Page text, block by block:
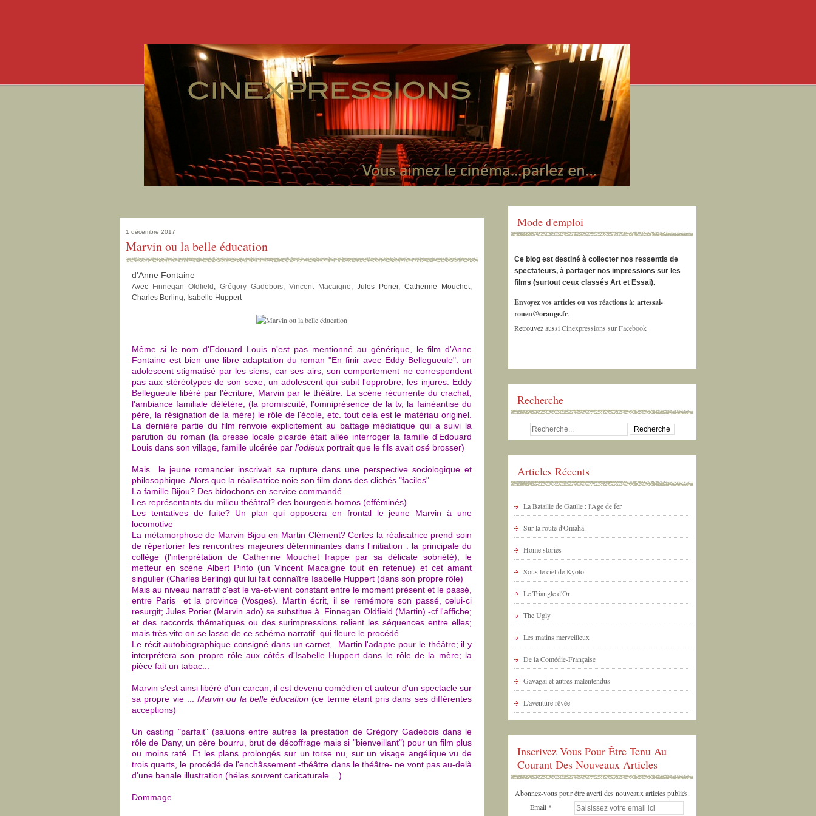
1 décembre 2017
Marvin ou la belle éducation
d'Anne Fontaine
Avec Finnegan Oldfield , Grégory Gadebois, Vincent Macaigne, Jules Porier, Catherine Mouchet,
Charles Berling, Isabelle Huppert
Même si le nom d'Edouard Louis n'est pas mentionné au générique, le film d'Anne
Fontaine est bien une libre adaptation du roman "En finir avec Eddy Bellegueule": un
adolescent stigmatisé par les siens, car ses airs, son comportement ne correspondent
pas aux stéréotypes de son sexe; un adolescent qui subit l'opprobre, les injures. Eddy
Bellegueule libéré par l'écriture; Marvin par le théâtre. La scène récurrente du crachat,
l'ambiance familiale délétère, (la promiscuité, l'omniprésence de la tv, la fainéantise du
père, la résignation de la mère) le rôle de l'école, etc. tout cela est le matériau originel.
La dernière partie du film renvoie explicitement au battage médiatique qui a suivi la
parution du roman (la presse locale picarde était allée interroger la famille d'Edouard
Louis dans son village, famille ulcérée par l'odieux portrait que le fils avait osé brosser)
Mais le jeune romancier inscrivait sa rupture dans une perspective sociologique et
philosophique. Alors que la réalisatrice noie son film dans des clichés "faciles"
La famille Bijou? Des bidochons en service commandé
Les représentants du milieu théâtral? des bourgeois homos (efféminés)
Les tentatives de fuite? Un plan qui opposera en frontal le jeune Marvin à une
locomotive
La métamorphose de Marvin Bijou en Martin Clément? Certes la réalisatrice prend soin
de répertorier les rencontres majeures déterminantes dans l'initiation : la principale du
collège (l'interprétation de Catherine Mouchet frappe par sa délicate sobriété), le
metteur en scène Albert Pinto (un Vincent Macaigne tout en retenue) et cet amant
singulier (Charles Berling) qui lui fait connaître Isabelle Huppert (dans son propre rôle)
Mais au niveau narratif c'est le va-et-vient constant entre le moment présent et le passé,
entre Paris et la province (Vosges). Martin écrit, il se remémore son passé, celui-ci
resurgit; Jules Porier (Marvin ado) se substitue à Finnegan Oldfield (Martin) -cf l'affiche;
et des raccords thématiques ou des surimpressions relient les séquences entre elles;
mais très vite on se lasse de ce schéma narratif qui fleure le procédé
Le récit autobiographique consigné dans un carnet, Martin l'adapte pour le théâtre; il y
interprétera son propre rôle aux côtés d'Isabelle Huppert dans le rôle de la mère; la
pièce fait un tabac...
Marvin s'est ainsi libéré d'un carcan; il est devenu comédien et auteur d'un spectacle sur
sa propre vie ...
Marvin ou la belle éducation(ce terme étant pris dans ses différentes
acceptions)
Un casting "parfait" (saluons entre autres la prestation de Grégory Gadebois dans le
rôle de Dany, un père bourru, brut de décoffrage mais si "bienveillant") pour un film plus
ou moins raté. Et les plans prolongés sur un torse nu, sur un visage angélique vu de
trois quarts, le procédé de l'enchâssement -théâtre dans le théâtre- ne vont pas au-delà
d'une banale illustration (hélas souvent caricaturale....)
Dommage
Mode d'emploi
Ce blog est destiné à collecter nos ressentis de
spectateurs, à partager nos impressions sur les
films (surtout ceux classés Art et Essai).
Envoyez vos articles ou vos réactions à: artessai-
rouen@orange.fr.
Retrouvez aussiCinexpressions sur Facebook
Recherche
Articles Récents
La Bataille de Gaulle : l'Age de fer
Sur la route d'Omaha
Home stories
Sous le ciel de Kyoto
Le Triangle d'Or
The Ugly
Les matins merveilleux
De la Comédie-Française
Gavagai et autres malentendus
L'aventure rêvée
Inscrivez Vous Pour Être Tenu Au
Courant Des Nouveaux Articles
Abonnez-vous pour être averti des nouveaux articles publiés.
Email